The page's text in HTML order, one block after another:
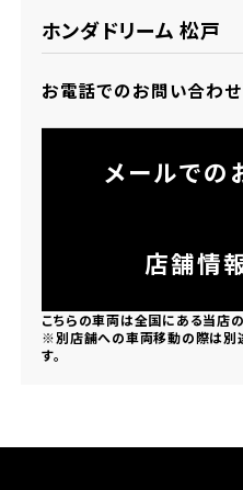
ホンダドリーム 松戸
お電話でのお問い合わせ
メールでの
店舗情
こちらの車両は全国にある当店の
※別店舗への車両移動の際は別
す。
ホンダドリーム 所
ホンダドリーム 大